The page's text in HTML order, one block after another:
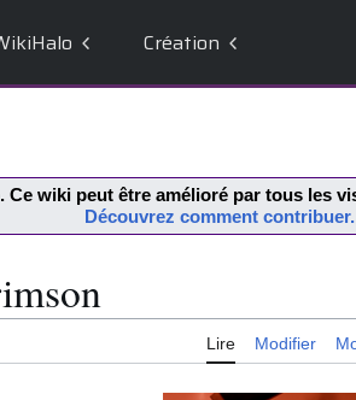
Création
. Ce wiki peut être amélioré par tous les
Découvrez comment contribuer.
Lire Modifier